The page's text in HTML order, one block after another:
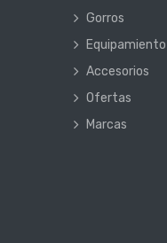
Gorros
Equipamiento
Accesorios
Ofertas
Marcas